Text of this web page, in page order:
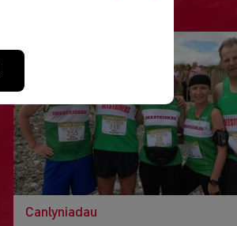
Canlyniadau